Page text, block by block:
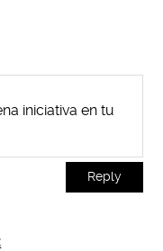
iniciativa en tu
Reply